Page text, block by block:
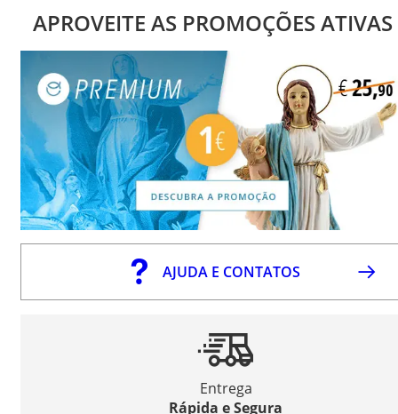
APROVEITE AS PROMOÇÕES ATIVAS
AJUDA E CONTATOS
Entrega
Rápida e Segura